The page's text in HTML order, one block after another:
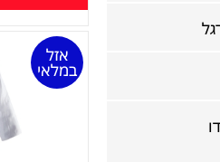
אזל
במלאי